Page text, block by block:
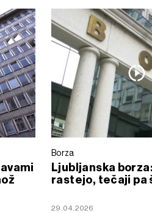
Borza
Ljubljanska
rastejo, tečaji pa
29.04.2026